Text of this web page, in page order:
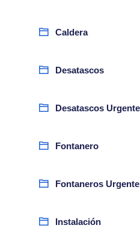
Caldera
Desatascos
Desatascos Urgente
Fontanero
Fontaneros
Instalación